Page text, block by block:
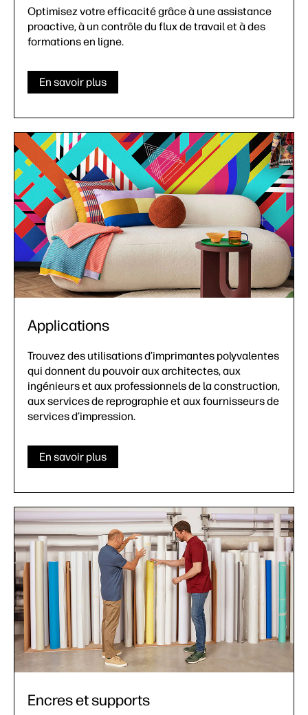
Optimisez votre efficacité grâce à une assistance
proactive, à un contrôle du flux de travail et à des
formations en ligne.
En savoir plus
Applications
Trouvez des utilisations d’imprimantes polyvalentes
qui donnent du pouvoir aux architectes, aux
ingénieurs et aux professionnels de la construction,
aux services de reprographie et aux fournisseurs de
services d’impression.
En savoir plus
Encres et supports